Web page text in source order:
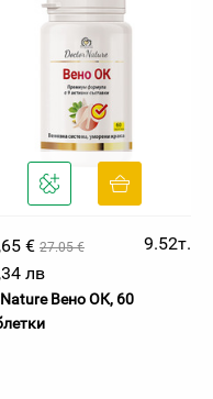
€ 27.05 €
9.52т.
лв
Nature Вено ОК, 60